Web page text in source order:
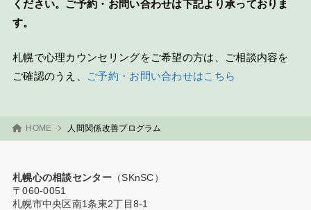
ください。ご予約・お問い合わせは下記より承っておりま
す。
札幌で心理カウンセリングをご希望の方は、ご相談内容を
ご確認のうえ、
ご予約・お問い合わせはこちら
HOME 人間関係改善プログラム
札幌心の相談センター（SKnSC）
〒060-0051
札幌市中央区南1条東2丁目8-1